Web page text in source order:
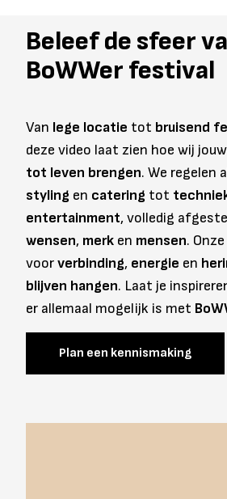
Beleef de sfeer
BoWWer festival
Van lege locatie tot bruisend
deze video laat zien hoe wij jouw
tot leven brengen. We regelen
styling en catering tot
entertainment, volledig
wensen, merk en mensen.
voorverbinding, energie en
blijven hangen. Laat je
er allemaal mogelijk is met
Plan een kennismaking